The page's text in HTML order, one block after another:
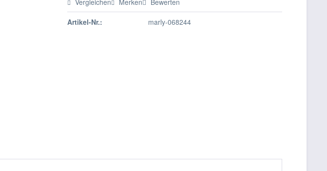
Vergleichen Merken Bewerten
Artikel-Nr.: marly-068244